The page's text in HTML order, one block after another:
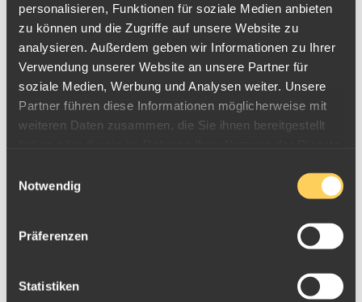
personalisieren, Funktionen für soziale Medien anbieten
zu können und die Zugriffe auf unsere Website zu
analysieren. Außerdem geben wir Informationen zu Ihrer
Verwendung unserer Website an unsere Partner für
soziale Medien, Werbung und Analysen weiter. Unsere
Partner führen diese Informationen möglicherweise mit
weiteren Daten zusammen, die Sie ihnen bereitgestellt
Notwendig
Präferenzen
Statistiken
heute auf der ganzen Welt bei Anlegern angesammelt haben. Seit
der Euroeinführung werden außerdem regelmäßig für Sammler und
Anlegerniederländische Eurogedenkmünzengeprägt.
Bitte wählen Sie aus, über welche niederländischen Goldmünzen
Sie sich informieren möchten: